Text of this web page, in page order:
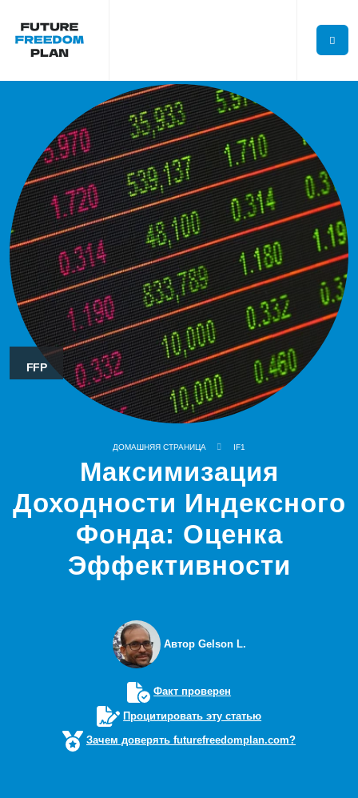
FFP
ДОМАШНЯЯ СТРАНИЦА IF1
Максимизация
Доходности Индексного
Фонда: Оценка
Эффективности
Автор Gelson L.
Факт проверен
Процитировать эту статью
Зачем доверять futurefreedomplan.com?